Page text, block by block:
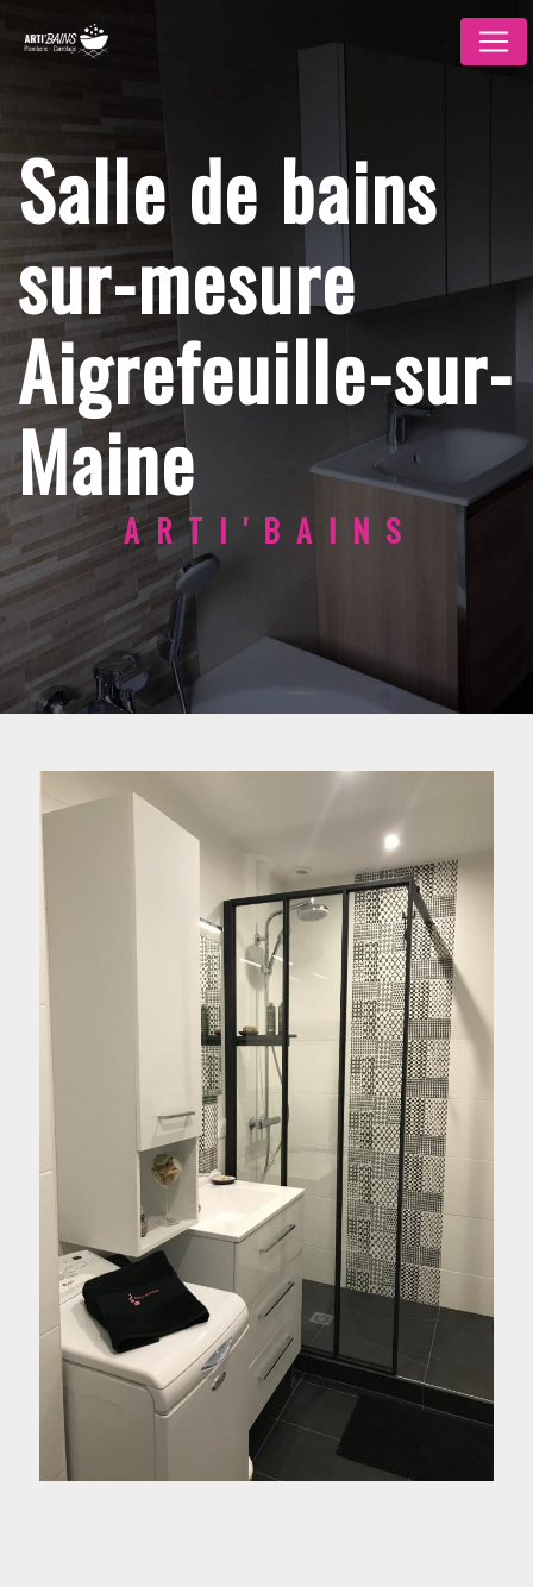
Salle de bains
sur-mesure
Aigrefeuille-sur-
Maine
ARTI'BAINS